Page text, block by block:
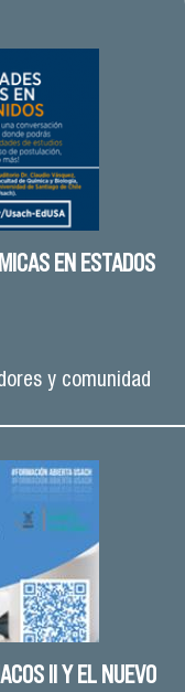
EN ESTADOS
y comunidad
II Y EL NUEVO